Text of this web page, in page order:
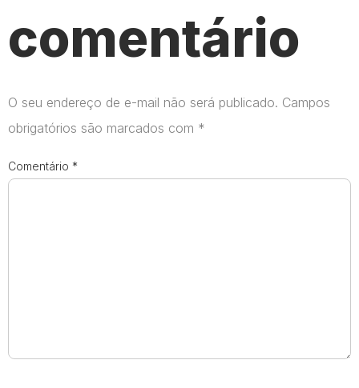
comentário
O seu endereço de e-mail não será publicado. Campos
obrigatórios são marcados com *
Comentário *